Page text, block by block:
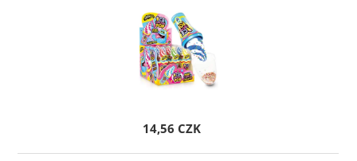
14,56 CZK